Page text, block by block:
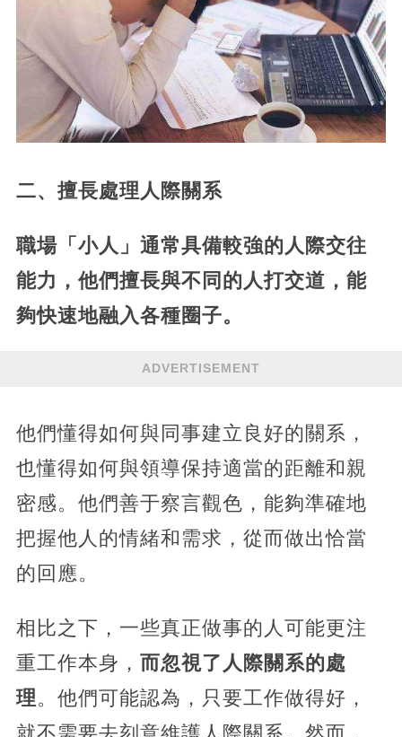
二、擅長處理人際關系
職場「小人」通常具備較強的人際交往
能力，他們擅長與不同的人打交道，能
夠快速地融入各種圈子。
ADVERTISEMENT
他們懂得如何與同事建立良好的關系，
也懂得如何與領導保持適當的距離和親
密感。他們善于察言觀色，能夠準確地
把握他人的情緒和需求，從而做出恰當
的回應。
相比之下，一些真正做事的人可能更注
重工作本身， 而忽視了人際關系的處
理。他們可能認為，只要工作做得好，